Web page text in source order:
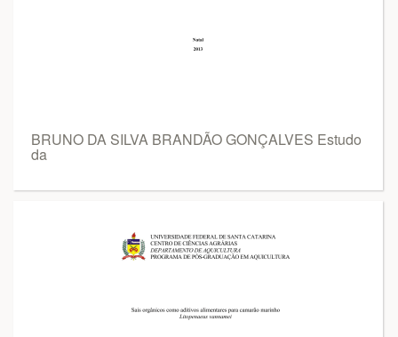
BRUNO DA SILVA BRANDÃO GONÇALVES Estudo
da